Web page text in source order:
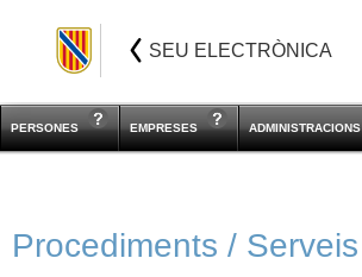
SEU ELECTRÒNICA
PERSONES EMPRESES ADMINISTRACIONS
Procediments / Serveis